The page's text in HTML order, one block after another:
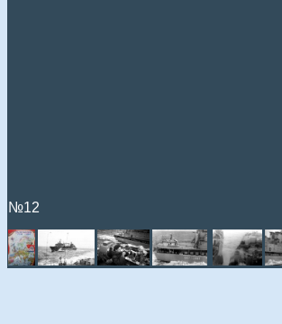
№12